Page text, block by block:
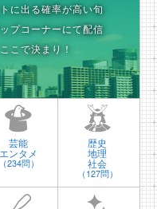
に出る確率が高い旬
プコーナーにて配信
こで決まり！
芸能
エンタメ
（234問）
歴史
地理
社会
（127問）